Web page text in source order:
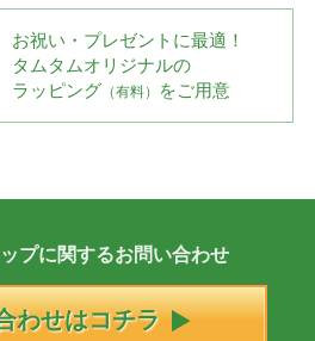
お祝い・プレゼントに最適！
タムタムオリジナルの
ラッピング （有料） をご用意
プに関するお問い合わせ
わせはコチラ